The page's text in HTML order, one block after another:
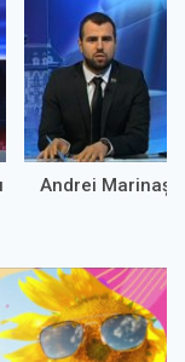
Andrei Marinaș